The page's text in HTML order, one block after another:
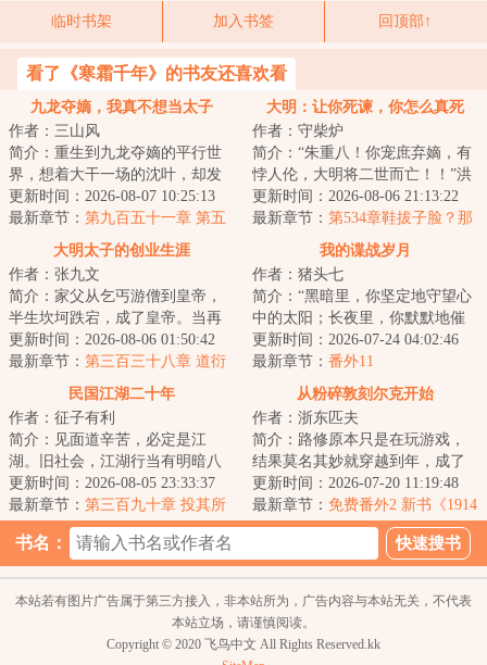
临时书架 加入书签 回顶部↑
看了《寒霜千年》的书友还喜欢看
九龙夺嫡，我真不想当太子
作者：三山风
简介：重生到九龙夺嫡的平行世
界，想着大干一场的沈叶，却发
现自己竟然成了被群起而攻之的
太子。知道太子...
更新时间：2026-08-07 10:25:13
最新章节： 第九百五十一章 第五
部队的胜利
大明：让你死谏，你怎么真死
作者：守柴炉
简介：“朱重八！你宠庶弃嫡，有
悖人伦，大明将二世而亡！！”洪
武二十五年九月，朱元璋欲立朱
允炆为皇太...
更新时间：2026-08-06 21:13:22
最新章节： 第534章鞋拔子脸？那
个xxx给咱画的？咱要诛他九族！
【求月票啊】
大明太子的创业生涯
作者：张九文
简介：家父从乞丐游僧到皇帝，
半生坎坷跌宕，成了皇帝。当再
一次回忆起创业时期，朱标总会
想起，那时的父...
更新时间：2026-08-06 01:50:42
最新章节： 第三百三十八章 道衍
我的谍战岁月
作者：猪头七
简介：“黑暗里，你坚定地守望心
中的太阳；长夜里，你默默地催
生黎明的曙光；虎穴中，你忍辱
负重，周旋待...
更新时间：2026-07-24 04:02:46
最新章节： 番外11
民国江湖二十年
作者：征子有利
简介：见面道辛苦，必定是江
湖。旧社会，江湖行当有明暗八
门之说。明八门：金评彩挂，皮
团调柳。暗八门：...
更新时间：2026-08-05 23:33:37
最新章节： 第三百九十章 投其所
从粉碎敦刻尔克开始
作者：浙东匹夫
简介：路修原本只是在玩游戏，
结果莫名其妙就穿越到年，成了
一名陆军下士。刚一睁眼，上司
就告诉他：“你...
更新时间：2026-07-20 11:19:48
最新章节： 免费番外2 新书《1914
从否决施里芬计划开始》已上传
书名：
本站若有图片广告属于第三方接入，非本站所为，广告内容与本站无关，不代表
本站立场，请谨慎阅读。
Copyright © 2020 飞鸟中文 All Rights Reserved.kk